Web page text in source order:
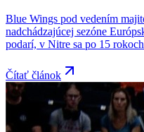
Blue Wings pod vedením
nadchádzajúcej sezóne
podarí, v Nitre sa po 15
Čítať článok